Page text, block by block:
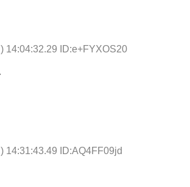
14:04:32.29 ID:e+FYXOS20
14:31:43.49 ID:AQ4FF09jd